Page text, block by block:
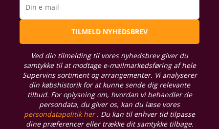
Din e-mail
TILMELD NYHEDSBREV
Ved din tilmelding til vores nyhedsbrev giver du
samtykke til at modtage e-mailmarkedsføring af hele
Supervins sortiment og arrangementer. Vi analyserer
din købshistorik for at kunne sende dig relevante
tilbud. For oplysning om, hvordan vi behandler de
persondata, du giver os, kan du læse vores
persondatapolitik her. Du kan til enhver tid tilpasse
dine præferencer eller trække dit samtykke tilbage.